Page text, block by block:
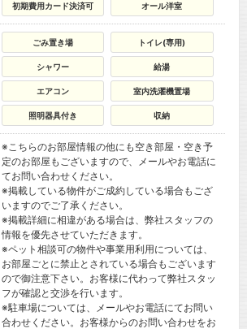
初期費用カード決済可 オール洋室
ごみ置き場 トイレ(専用)
シャワー 給湯
エアコン 室内洗濯機置場
照明器具付き 収納
※こちらのお部屋情報の他にも空き部屋・空き予
定のお部屋もございますので、メールやお電話に
てお問い合わせください。
※掲載している物件がご成約している場合もござ
いますのでご了承ください。
※掲載詳細に相違がある場合は、弊社スタッフの
情報を優先させていただきます。
※ペット相談可の物件や事業用利用については、
お部屋ごとに禁止とされている場合もございます
ので御注意下さい。お客様に代わって弊社スタッ
フが確認と交渉を行います。
※駐車場については、メールやお電話にてお問い
合わせください。お客様からのお問い合わせをお